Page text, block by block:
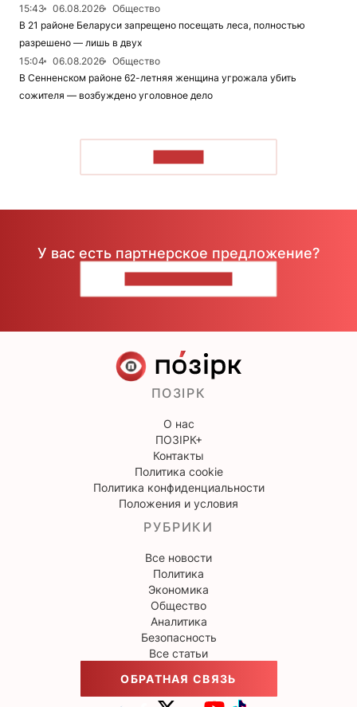
15:43
06.08.2026
Общество
В 21 районе Беларуси запрещено посещать леса, полностью
разрешено — лишь в двух
15:04
06.08.2026
Общество
В Сенненском районе 62-летняя женщина угрожала убить
сожителя — возбуждено уголовное дело
У вас есть партнерское предложение?
ПОЗІРК
О нас
ПОЗІРК+
Контакты
Политика cookie
Политика конфиденциальности
Положения и условия
РУБРИКИ
Все новости
Политика
Экономика
Общество
Аналитика
Безопасность
Все статьи
ОБРАТНАЯ СВЯЗЬ